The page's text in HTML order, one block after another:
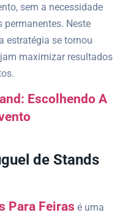
sem a necessidade
Neste
estratégia se tornou
maximizar resultados
Escolhendo A
de Stands
Para Feiras é uma